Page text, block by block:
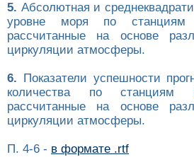
5. Абсолютная и
уровне моря по станциям
рассчитанные на основе
циркуляции атмосферы.
6. Показатели успешности
количества по станциям
рассчитанные на основе
циркуляции атмосферы.
П. 4-6 - в формате .rtf